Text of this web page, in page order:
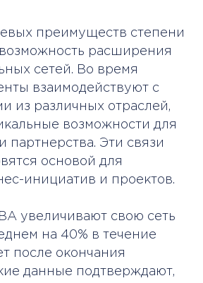
преимуществ степени
расширения
сетей. Во время
взаимодействуют с
из различных отраслей,
возможности для
партнерства. Эти связи
основой для
инициатив и проектов.
увеличивают свою сеть
на 40% в течение
после окончания
данные подтверждают,